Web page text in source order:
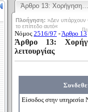
Άρθρο 13: Χορήγηση…